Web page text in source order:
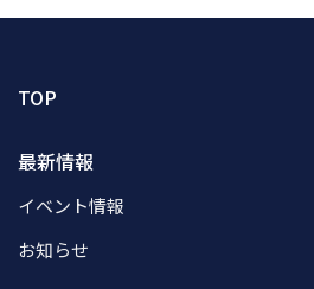
TOP
最新情報
イベント情報
お知らせ